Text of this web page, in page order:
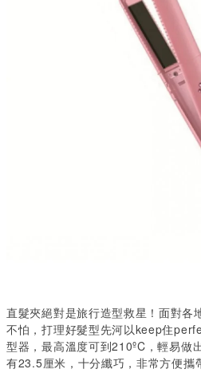
直髮夾絕對是旅行造型救星！面對各
不怕，打理好髮型先河以keep住
型器，最高溫度可到210ºC，輕易做
有23.5厘米，十分纖巧，非常方便攜